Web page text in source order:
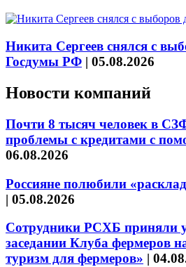
Никита Сергеев снялся с
Госдумы РФ | 05.08.2026
Новости компаний
Почти 8 тысяч человек в
проблемы с кредитами с
06.08.2026
Россияне полюбили
| 05.08.2026
Сотрудники РСХБ приняли
заседании Клуба фермеров
туризм для фермеров» |